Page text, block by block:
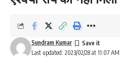
Last updated: 2023/02/28 at 11:07 AM
Sundram Kumar